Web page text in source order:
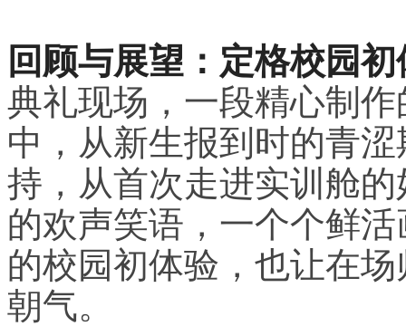
回顾与展望：定格校园
典礼现场，一段精心制
中，从新生报到时的青
持，从首次走进实训舱
的欢声笑语，一个个鲜
的校园初体验，也让在
朝气。